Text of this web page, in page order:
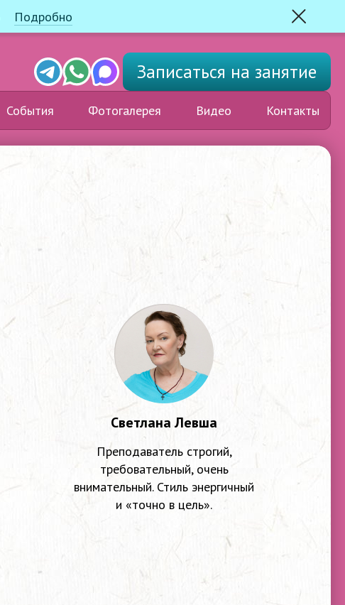
Подробно
Закрыть
TelegramWhats'app
Max Записатьсяна занятие
События Фотогалерея Видео Контакты
Светлана Левша
Преподаватель строгий,
требовательный, очень
внимательный. Стиль энергичный
и «точно в цель».